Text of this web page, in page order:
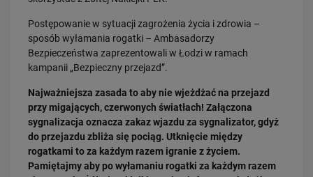
Postępowanie w sytuacji zagrożenia życia i zdrowia –
sposób wyłamania rogatki – Ambasadorzy
Bezpieczeństwa zaprezentowali w Łodzi w ramach
kampanii „Bezpieczny przejazd”.
Najważniejsza zasada to aby nie wjeżdżać na przejazd
przy migających, czerwonych światłach! Załączona
sygnalizacja oznacza zakaz wjazdu za sygnalizator, gdyż
do przejazdu zbliża się pociąg. Utknięcie między
rogatkami to za każdym razem igranie z życiem.
Pamiętajmy aby po wyłamaniu rogatki za każdym razem
30.07.2026
Nowy wiadukt w Żorach otwarty. Bezpieczniejsze przejazdy,
sprawniejsza…